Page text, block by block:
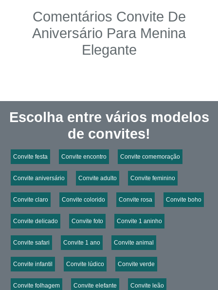
Comentários Convite De
Aniversário Para Menina
Elegante
Escolha entre vários modelos
de convites!
Convite festa Convite encontro Convite comemoração
Convite aniversário Convite adulto Convite feminino
Convite claro Convite colorido Convite rosa Convite boho
Convite delicado Convite foto Convite 1 aninho
Convite safari Convite 1 ano Convite animal
Convite infantil Convite lúdico Convite verde
Convite folhagem Convite elefante Convite leão